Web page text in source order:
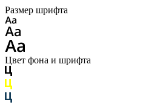
Размер шрифта
Цвет фона и шрифта